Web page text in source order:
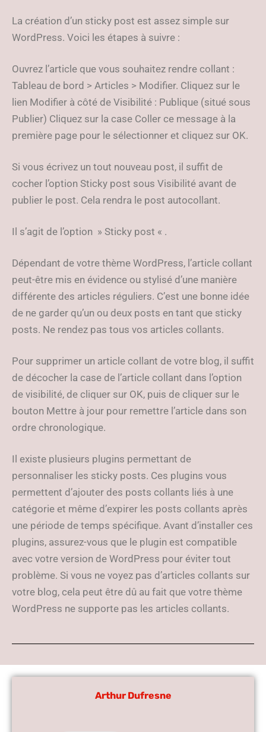
La création d’un sticky post est assez simple sur
WordPress. Voici les étapes à suivre :
Ouvrez l’article que vous souhaitez rendre collant :
Tableau de bord > Articles > Modifier. Cliquez sur le
lien Modifier à côté de Visibilité : Publique (situé sous
Publier) Cliquez sur la case Coller ce message à la
première page pour le sélectionner et cliquez sur OK.
Si vous écrivez un tout nouveau post, il suffit de
cocher l’option Sticky post sous Visibilité avant de
publier le post. Cela rendra le post autocollant.
Il s’agit de l’option » Sticky post « .
Dépendant de votre thème WordPress, l’article collant
peut-être mis en évidence ou stylisé d’une manière
différente des articles réguliers. C’est une bonne idée
de ne garder qu’un ou deux posts en tant que sticky
posts. Ne rendez pas tous vos articles collants.
Pour supprimer un article collant de votre blog, il suffit
de décocher la case de l’article collant dans l’option
de visibilité, de cliquer sur OK, puis de cliquer sur le
bouton Mettre à jour pour remettre l’article dans son
ordre chronologique.
Il existe plusieurs plugins permettant de
personnaliser les sticky posts. Ces plugins vous
permettent d’ajouter des posts collants liés à une
catégorie et même d’expirer les posts collants après
une période de temps spécifique. Avant d’installer ces
plugins, assurez-vous que le plugin est compatible
avec votre version de WordPress pour éviter tout
problème. Si vous ne voyez pas d’articles collants sur
votre blog, cela peut être dû au fait que votre thème
WordPress ne supporte pas les articles collants.
Arthur Dufresne